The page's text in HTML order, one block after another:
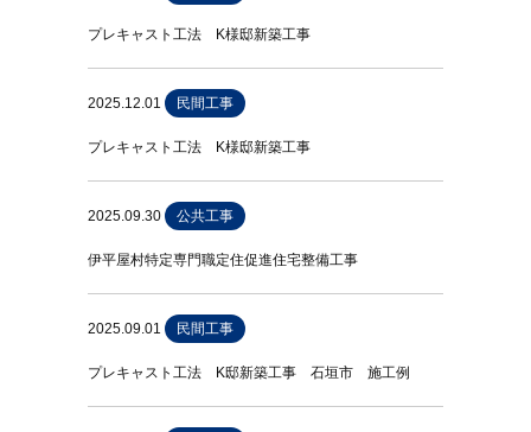
プレキャスト工法 K様邸新築工事
2025.12.01 民間工事
プレキャスト工法 K様邸新築工事
2025.09.30 公共工事
伊平屋村特定専門職定住促進住宅整備工事
2025.09.01 民間工事
プレキャスト工法 K邸新築工事 石垣市 施工例